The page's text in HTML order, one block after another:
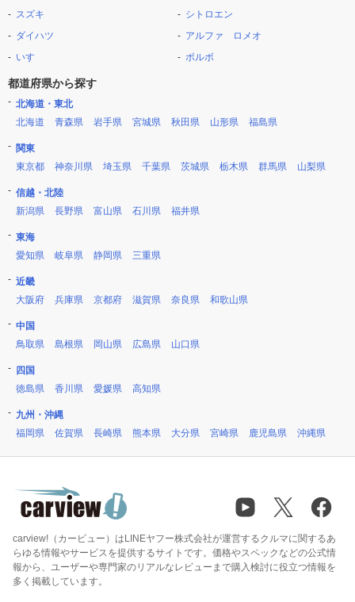
スズキ
ダイハツ
いすゞ
シトロエン
アルファ ロメオ
ボルボ
都道府県から探す
北海道・東北
北海道
青森県 岩手県 宮城県 秋田県 山形県 福島県
関東
東京都
神奈川県 埼玉県 千葉県 茨城県 栃木県 群馬県 山梨県
信越・北陸
新潟県
長野県 富山県 石川県 福井県
東海
愛知県
岐阜県 静岡県 三重県
近畿
大阪府
兵庫県 京都府 滋賀県 奈良県 和歌山県
中国
鳥取県
島根県 岡山県 広島県 山口県
四国
徳島県
香川県 愛媛県 高知県
九州・沖縄
福岡県
佐賀県 長崎県 熊本県 大分県 宮崎県 鹿児島県 沖縄県
carview!（カービュー）はLINEヤフー株式会社が運営するクルマに関するあ
らゆる情報やサービスを提供するサイトです。価格やスペックなどの公式情
報から、ユーザーや専門家のリアルなレビューまで購入検討に役立つ情報を
多く掲載しています。